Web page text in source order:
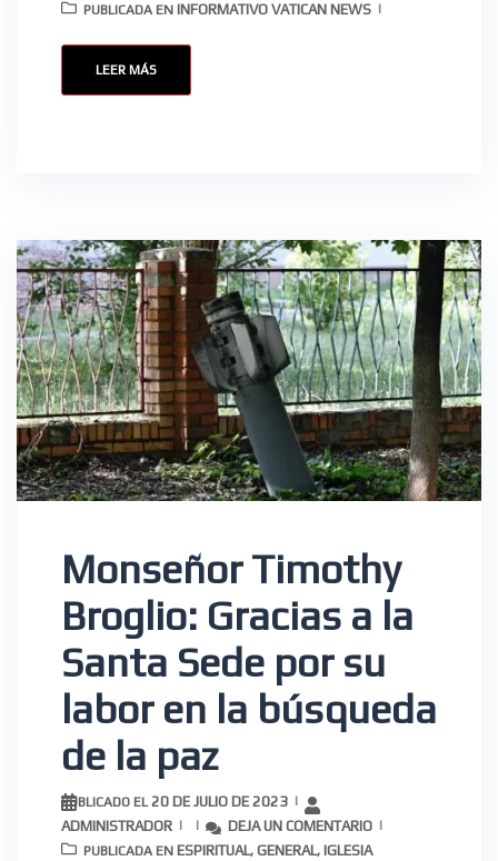
PUBLICADA EN INFORMATIVO VATICAN NEWS
LEER MÁS
Monseñor Timothy
Broglio: Gracias a la
Santa Sede por su
labor en la búsqueda
de la paz
PUBLICADO EL20 DE JULIO DE 2023
ADMINISTRADOR
DEJA UN COMENTARIO
PUBLICADA EN ESPIRITUAL, GENERAL, IGLESIA